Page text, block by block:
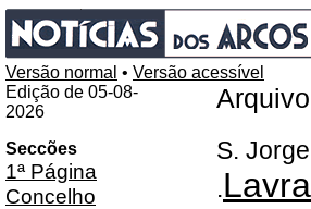
Versão normal • Versão acessível
Edição de 05-08-
2026
Seccões
1ª Página
Concelho
S. Jorge
.